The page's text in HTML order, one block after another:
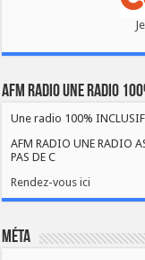
AFM RADIO UNE RADIO
Une radio 100% INCLUSIF
AFM RADIO UNE RADIO
PAS DE C
Rendez-vous ici
Méta